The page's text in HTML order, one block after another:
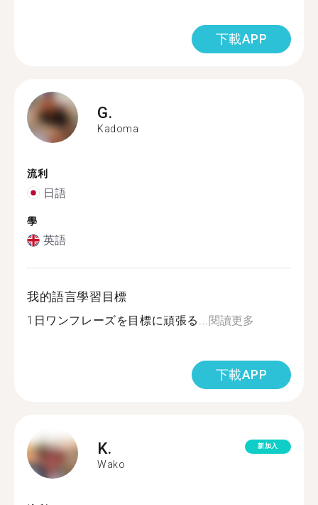
下載APP
G.
Kadoma
流利
日語
學
英語
我的語言學習目標
1日ワンフレーズを目標に頑張る...閱讀更多
下載APP
K.
Wako
新加入